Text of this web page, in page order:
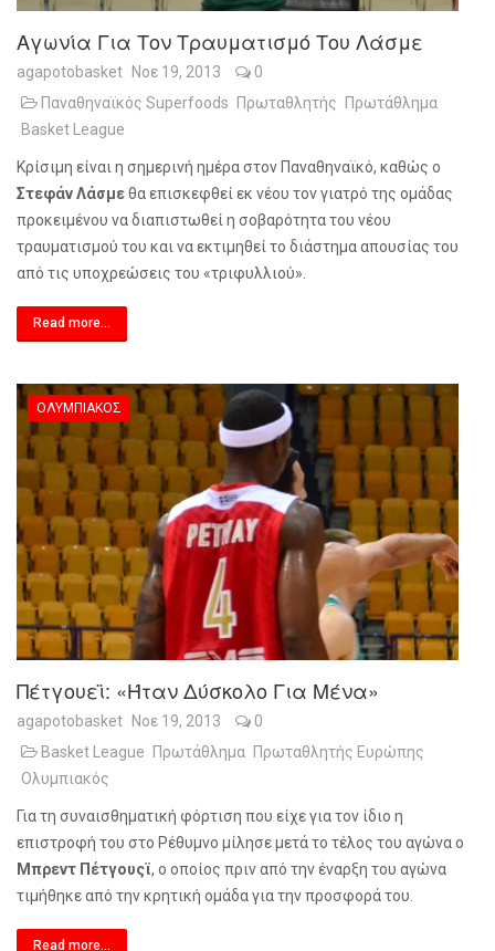
Αγωνία Για Τον Τραυματισμό Του Λάσμε
agapotobasket Νοε 19, 2013
0
Παναθηναϊκός Superfoods
Πρωταθλητής
Πρωτάθλημα
Basket League
Κρίσιμη είναι η σημερινή ημέρα στον Παναθηναϊκό, καθώς ο
Στεφάν Λάσμεθα επισκεφθεί εκ νέου τον γιατρό της ομάδας
προκειμένου να διαπιστωθεί η σοβαρότητα του νέου
τραυματισμού του και να εκτιμηθεί το διάστημα απουσίας του
από τις υποχρεώσεις του «τριφυλλιού».
Read more...
ΟΛΥΜΠΙΑΚΌΣ
Πέτγουεϊ: «Ήταν Δύσκολο Για Μένα»
agapotobasket Νοε 19, 2013
0
Basket League
Πρωτάθλημα
Πρωταθλητής Ευρώπης
Ολυμπιακός
Για τη συναισθηματική φόρτιση που είχε για τον ίδιο η
επιστροφή του στο Ρέθυμνο μίλησε μετά το τέλος του αγώνα ο
Μπρεντ Πέτγουςϊ, ο οποίος πριν από την έναρξη του αγώνα
τιμήθηκε από την κρητική ομάδα για την προσφορά του.
Read more...